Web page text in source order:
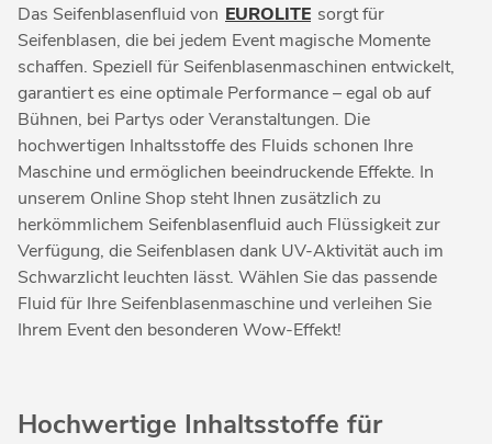
Das Seifenblasenfluid von EUROLITE sorgt für
Seifenblasen, die bei jedem Event magische Momente
schaffen. Speziell für Seifenblasenmaschinen entwickelt,
garantiert es eine optimale Performance – egal ob auf
Bühnen, bei Partys oder Veranstaltungen. Die
hochwertigen Inhaltsstoffe des Fluids schonen Ihre
Maschine und ermöglichen beeindruckende Effekte. In
unserem Online Shop steht Ihnen zusätzlich zu
herkömmlichem Seifenblasenfluid auch Flüssigkeit zur
Verfügung, die Seifenblasen dank UV-Aktivität auch im
Schwarzlicht leuchten lässt. Wählen Sie das passende
Fluid für Ihre Seifenblasenmaschine und verleihen Sie
Ihrem Event den besonderen Wow-Effekt!
Hochwertige Inhaltsstoffe für